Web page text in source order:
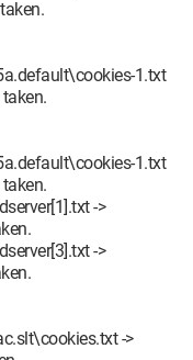
1.txt
1.txt
->
->
->